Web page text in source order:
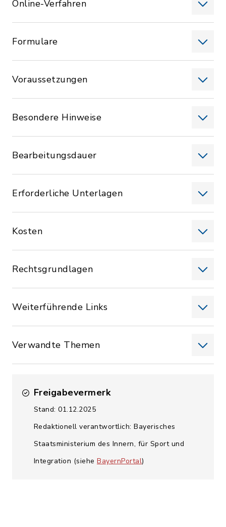
Online-Verfahren
Formulare
Voraussetzungen
Besondere Hinweise
Bearbeitungsdauer
Erforderliche Unterlagen
Kosten
Rechtsgrundlagen
Weiterführende Links
Verwandte Themen
Freigabevermerk
Stand: 01.12.2025
Redaktionell verantwortlich: Bayerisches
Staatsministerium des Innern, für Sport und
Integration (siehe BayernPortal)